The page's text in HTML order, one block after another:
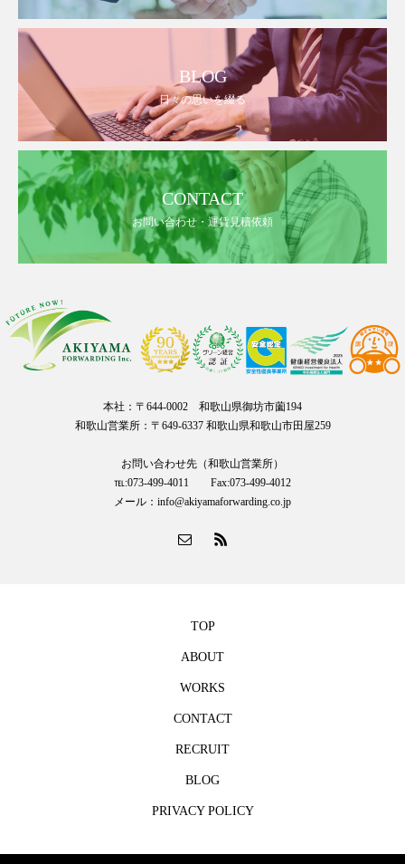
BLOG
日々の思いを綴る
CONTACT
お問い合わせ・運賃見積依頼
本社：〒644-0002 和歌山県御坊市薗194
和歌山営業所：〒649-6337 和歌山県和歌山市田屋259
お問い合わせ先（和歌山営業所）
℡:073-499-4011 Fax:073-499-4012
メール：info@akiyamaforwarding.co.jp
TOP
ABOUT
WORKS
CONTACT
RECRUIT
BLOG
PRIVACY POLICY